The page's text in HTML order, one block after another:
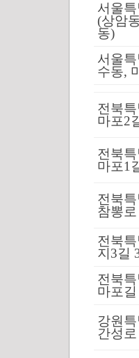
서울
(상암
동)
서울
수동,
전북
마포2
전북
마포1
전북
참뽕
전북
지3길
전북
마포
강원
간성